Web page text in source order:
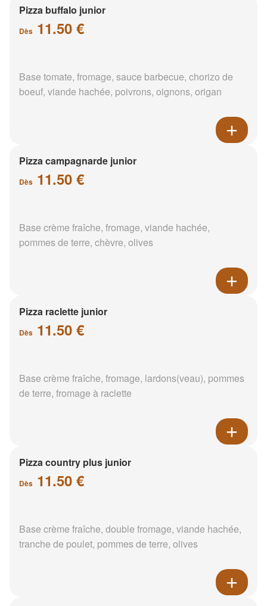
Pizza buffalo junior
Dès 11.50 €
Base tomate, fromage, sauce barbecue, chorizo de
boeuf, viande hachée, poivrons, oignons, origan
Pizza campagnarde junior
Dès 11.50 €
Base crème fraîche, fromage, viande hachée,
pommes de terre, chèvre, olives
Pizza raclette junior
Dès 11.50 €
Base crème fraîche, fromage, lardons(veau), pommes
de terre, fromage à raclette
Pizza country plus junior
Dès 11.50 €
Base crème fraîche, double fromage, viande hachée,
tranche de poulet, pommes de terre, olives